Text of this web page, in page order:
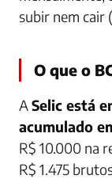
subir nem cair
O que o
ASelic está
acumulado
R$ 10.000 na
R$ 1.475